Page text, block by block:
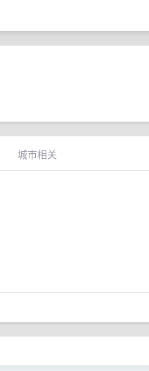
城市相关